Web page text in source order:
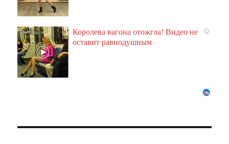
i
Королева вагона отожгла! Видео не
оставит равнодушным